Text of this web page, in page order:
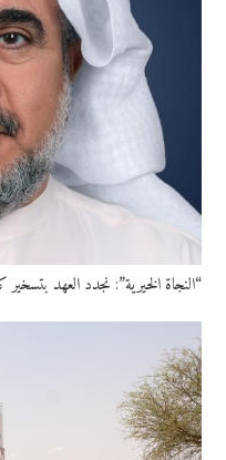
“النجاة الخيرية”: نجدد العهد بتسخير